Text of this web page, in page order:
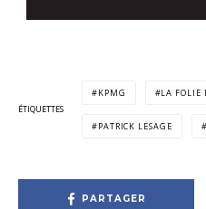
ÉTIQUETTES
KPMG LA FOLIE
PATRICK LESAGE
PARTAGER